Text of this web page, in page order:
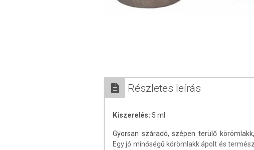
Részletes leírás
Kiszerelés: 5 ml
Gyorsan száradó, szépen terülő
Egy jó minőségű körömlakk ápolt és